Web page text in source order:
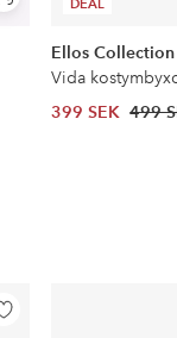
liknande
DEAL
Ellos Collection
Vida
399 SEK 499
Lägg